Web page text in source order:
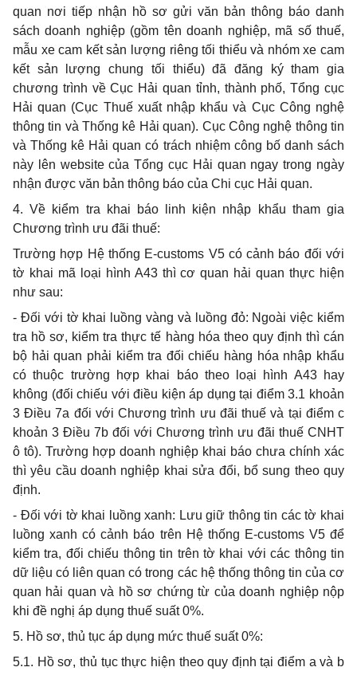
quan nơi tiếp nhận hồ sơ gửi văn bản thông báo danh
sách doanh nghiệp (gồm tên doanh nghiệp, mã số thuế,
mẫu xe cam kết sản lượng riêng tối thiểu và nhóm xe cam
kết sản lượng chung tối thiểu) đã đăng ký tham gia
chương trình về Cục Hải quan tỉnh, thành phố, Tổng cục
Hải quan (Cục Thuế xuất nhập khẩu và Cục Công nghệ
thông tin và Thống kê Hải quan). Cục Công nghệ thông tin
và Thống kê Hải quan có trách nhiệm công bố danh sách
này lên website của Tổng cục Hải quan ngay trong ngày
nhận được văn bản thông báo của Chi cục Hải quan.
4. Về kiểm tra khai báo linh kiện nhập khẩu tham gia
Chương trình ưu đãi thuế:
Trường hợp Hệ thống E-customs V5 có cảnh báo đối với
tờ khai mã loại hình A43 thì cơ quan hải quan thực hiện
như sau:
- Đối với tờ khai luồng vàng và luồng đỏ: Ngoài việc kiểm
tra hồ sơ, kiểm tra thực tế hàng hóa theo quy định thì cán
bộ hải quan phải kiểm tra đối chiếu hàng hóa nhập khẩu
có thuộc trường hợp khai báo theo loại hình A43 hay
không (đối chiếu với điều kiện áp dụng tại điểm 3.1 khoản
3 Điều 7a đối với Chương trình ưu đãi thuế và tại điểm c
khoản 3 Điều 7b đối với Chương trình ưu đãi thuế CNHT
ô tô). Trường hợp doanh nghiệp khai báo chưa chính xác
thì yêu cầu doanh nghiệp khai sửa đổi, bổ sung theo quy
định.
- Đối với tờ khai luồng xanh: Lưu giữ thông tin các tờ khai
luồng xanh có cảnh báo trên Hệ thống E-customs V5 để
kiểm tra, đối chiếu thông tin trên tờ khai với các thông tin
dữ liệu có liên quan có trong các hệ thống thông tin của cơ
quan hải quan và hồ sơ chứng từ của doanh nghiệp nộp
khi đề nghị áp dụng thuế suất 0%.
5. Hồ sơ, thủ tục áp dụng mức thuế suất 0%:
5.1. Hồ sơ, thủ tục thực hiện theo quy định tại điểm a và b